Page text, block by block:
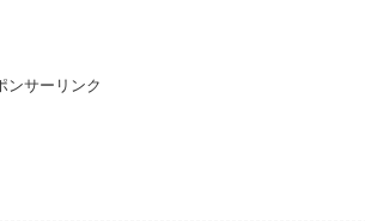
ンサーリンク